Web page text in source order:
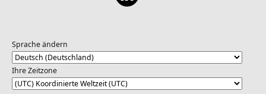
Sprache ändern
Ihre Zeitzone